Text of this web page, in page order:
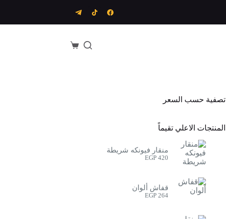
عربة
تصفية حسب السعر
المنتجات الاعلي تقيماً
منقار فيونكه شريطة
EGP420
قفاش ألوان
EGP264